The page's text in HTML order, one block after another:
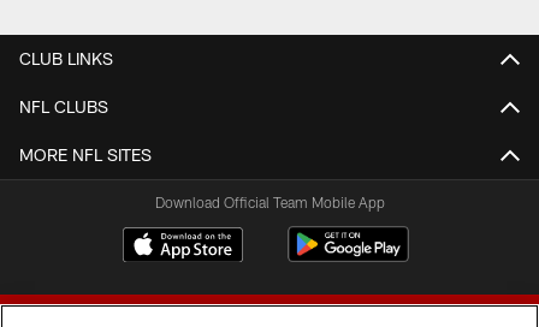
CLUB LINKS
NFL CLUBS
MORE NFL SITES
Download Official Team Mobile App